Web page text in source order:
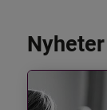
Nyheter